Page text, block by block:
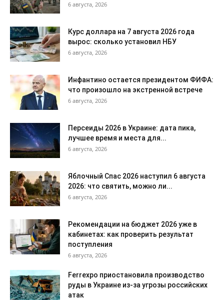
6 августа, 2026
Курс доллара на 7 августа 2026 года
вырос: сколько установил НБУ
6 августа, 2026
Инфантино остается президентом ФИФА:
что произошло на экстренной встрече
6 августа, 2026
Персеиды 2026 в Украине: дата пика,
лучшее время и места для...
6 августа, 2026
Яблочный Спас 2026 наступил 6 августа
2026: что святить, можно ли...
6 августа, 2026
Рекомендации на бюджет 2026 уже в
кабинетах: как проверить результат
поступления
6 августа, 2026
Ferrexpo приостановила производство
руды в Украине из-за угрозы российских
атак